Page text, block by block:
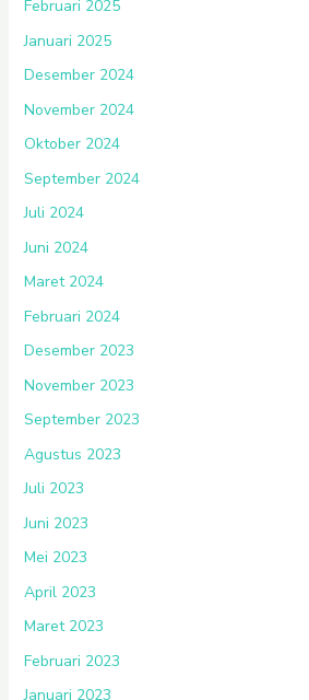
Februari 2025
Januari 2025
Desember 2024
November 2024
Oktober 2024
September 2024
Juli 2024
Juni 2024
Maret 2024
Februari 2024
Desember 2023
November 2023
September 2023
Agustus 2023
Juli 2023
Juni 2023
Mei 2023
April 2023
Maret 2023
Februari 2023
Januari 2023